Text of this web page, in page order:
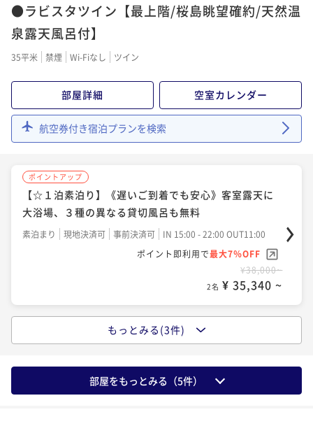
★全室天然温泉露天風呂付★ラビスタ霧島ヒルズスタ
ンダードプラン★【基本1泊2食付】
二食付き 現地決済可
¥57,300~
2名 ¥ 50,424 ~
ポイントアップ
から車で約30分★全室露天風呂付ホテルを堪能♪
二食付き 現地決済可 事前決済可
IN 16:00 - 19:45 OUT11:00
¥54,434~
2名 ¥ 50,623 ~
●ラビスタツイン【最上階/桜島眺望確約/天然温
泉露天風呂付】
35平米 禁煙 Wi-Fiなし ツイン
部屋詳細 空室カレンダー
航空券付き宿泊プランを検索
ポイントアップ
【☆１泊素泊り】《遅いご到着でも安心》客室露天に
大浴場、３種の異なる貸切風呂も無料
素泊まり 現地決済可 事前決済可
IN 15:00 - 22:00 OUT11:00
ポイント即利用で最大7％OFF
¥38,000~
2名 ¥ 35,340 ~
【一泊朝食】★約70種類のバイキングでパワーチャー
ジ★遅めの到着歓迎！貸切風呂・夜食のラーメン無料
現地決済可 事前決済可
IN 15:00 - 22:00 OUT11:00
もっとみる(3件)
部屋をもっとみる（5件）